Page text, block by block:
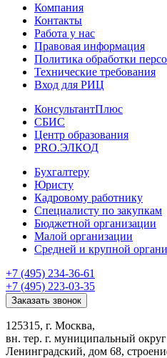
Компания
Контакты
Работа у нас
Правовая информация
Политика обработки
Технические требования
Вход для РИЦ
КонсультантПлюс
СБИС
Центр образования
PRO.ЭЛКОД
Бухгалтеру
Юристу
Кадровому работнику
Специалисту по закупкам
Бюджетной организации
Малой организации
Средней и крупной
+7 (495) 234-36-61
+7 (495) 223-03-35
Заказать звонок
125315, г. Москва,
вн. тер. г. муниципальный
Ленинградский, дом 68,